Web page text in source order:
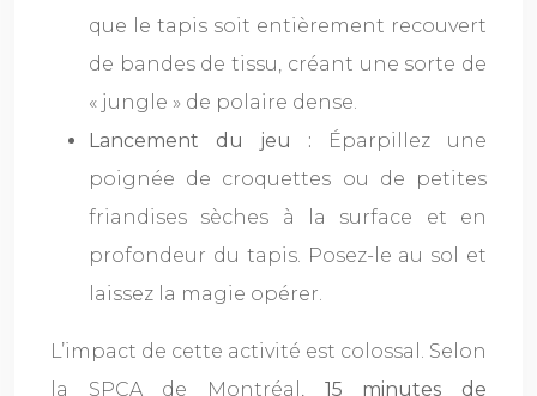
que le tapis soit entièrement recouvert
de bandes de tissu, créant une sorte de
« jungle » de polaire dense.
Lancement du jeu : Éparpillez une
poignée de croquettes ou de petites
friandises sèches à la surface et en
profondeur du tapis. Posez-le au sol et
laissez la magie opérer.
L’impact de cette activité est colossal. Selon
la SPCA de Montréal, 15 minutes de